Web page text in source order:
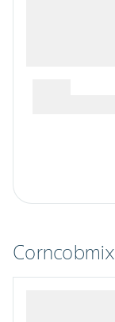
Corncobmix